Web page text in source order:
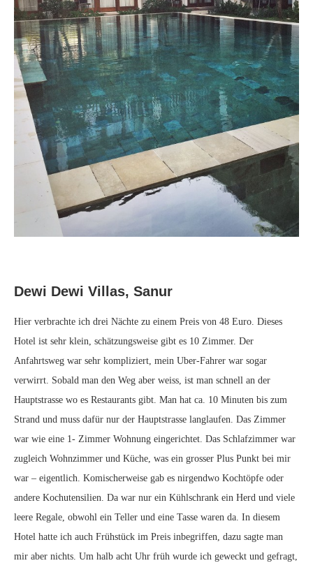
Dewi Dewi Villas, Sanur
Hier verbrachte ich drei Nächte zu einem Preis von 48 Euro. Dieses
Hotel ist sehr klein, schätzungsweise gibt es 10 Zimmer. Der
Anfahrtsweg war sehr kompliziert, mein Uber-Fahrer war sogar
verwirrt. Sobald man den Weg aber weiss, ist man schnell an der
Hauptstrasse wo es Restaurants gibt. Man hat ca. 10 Minuten bis zum
Strand und muss dafür nur der Hauptstrasse langlaufen. Das Zimmer
war wie eine 1- Zimmer Wohnung eingerichtet. Das Schlafzimmer war
zugleich Wohnzimmer und Küche, was ein grosser Plus Punkt bei mir
war – eigentlich. Komischerweise gab es nirgendwo Kochtöpfe oder
andere Kochutensilien. Da war nur ein Kühlschrank ein Herd und viele
leere Regale, obwohl ein Teller und eine Tasse waren da. In diesem
Hotel hatte ich auch Frühstück im Preis inbegriffen, dazu sagte man
mir aber nichts. Um halb acht Uhr früh wurde ich geweckt und gefragt,